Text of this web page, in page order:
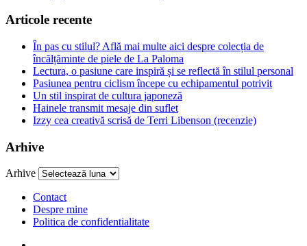
Articole recente
În pas cu stilul? Află mai multe aici despre colecția de
încălțăminte de piele de La Paloma
Lectura, o pasiune care inspiră și se reflectă în stilul personal
Pasiunea pentru ciclism începe cu echipamentul potrivit
Un stil inspirat de cultura japoneză
Hainele transmit mesaje din suflet
Izzy cea creativă scrisă de Terri Libenson (recenzie)
Arhive
Arhive
Contact
Despre mine
Politica de confidentialitate